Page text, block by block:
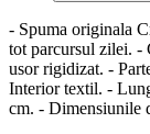
- Spuma originala
tot parcursul zilei. -
usor rigidizat. -
Interior textil. -
cm. - Dimensiunile